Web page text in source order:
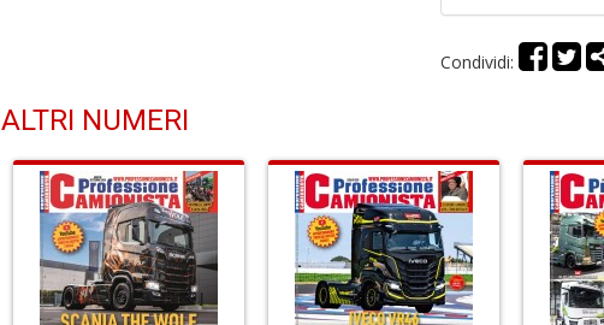
Condividi:
ALTRI NUMERI